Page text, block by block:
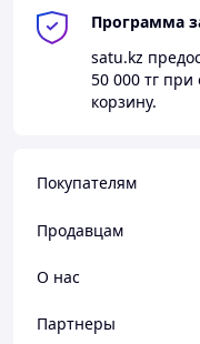
Программа
satu.kz
50 000 тг при
корзину.
Покупателям
Продавцам
О нас
Партнеры